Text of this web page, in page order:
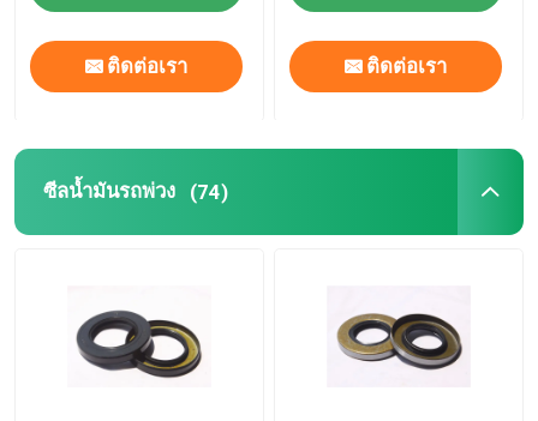
ติดต่อเรา ติดต่อเรา
ซีลน้ำมันรถพ่วง (74)